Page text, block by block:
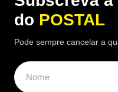
20:00 7
O homem recorreu
ver o pedido
do POSTAL
Pode sempre cancelar a